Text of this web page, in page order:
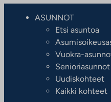
ASUNNOT
Etsi asuntoa
Vuokra-
Senioriasunnot
Uudiskohteet
Kaikki kohteet